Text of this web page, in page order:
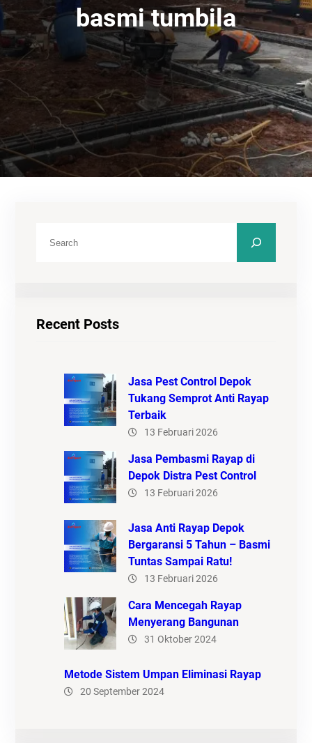
basmi tumbila
Recent Posts
Jasa Pest Control Depok
Tukang Semprot Anti Rayap
Terbaik
13 Februari 2026
Jasa Pembasmi Rayap di
Depok Distra Pest Control
13 Februari 2026
Jasa Anti Rayap Depok
Bergaransi 5 Tahun – Basmi
Tuntas Sampai Ratu!
13 Februari 2026
Cara Mencegah Rayap
Menyerang Bangunan
31 Oktober 2024
Metode Sistem Umpan Eliminasi Rayap
20 September 2024